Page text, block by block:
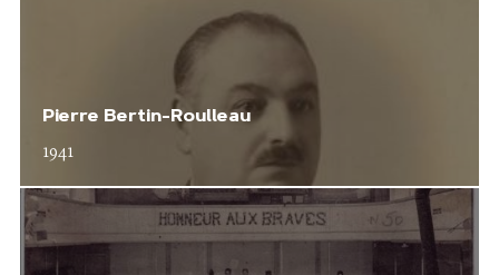
Pierre Bertin-Roulleau
1941